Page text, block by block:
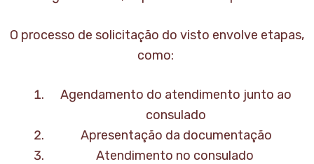
O processo de solicitação do visto envolve etapas,
como:
Agendamento do atendimento junto ao
consulado
Apresentação da documentação
Atendimento no consulado